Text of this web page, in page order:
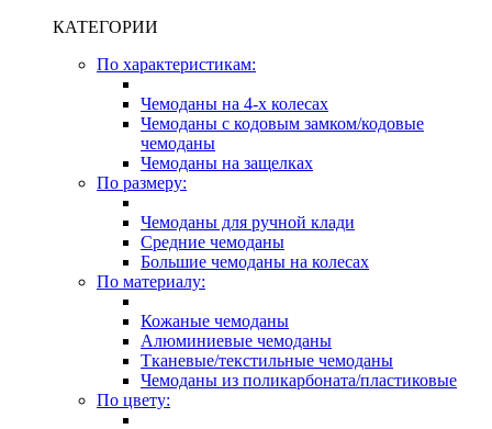
КАТЕГОРИИ
По характеристикам:
Чемоданы на 4-х колесах
Чемоданы с кодовым замком/кодовые
чемоданы
Чемоданы на защелках
По размеру:
Чемоданы для ручной клади
Средние чемоданы
Большие чемоданы на колесах
По материалу:
Кожаные чемоданы
Алюминиевые чемоданы
Тканевые/текстильные чемоданы
Чемоданы из поликарбоната/пластиковые
По цвету: